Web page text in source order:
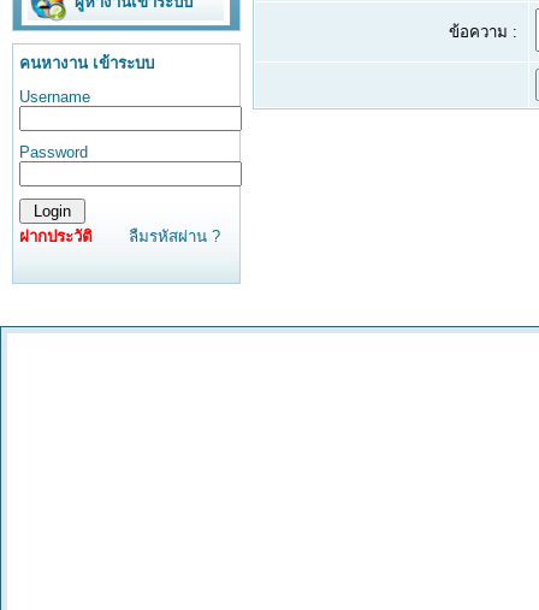
ข้อความ :
คนหางาน เข้าระบบ
Username
Password
ฝากประวัติ ลืมรหัสผ่าน ?